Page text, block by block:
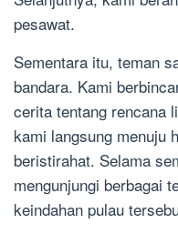
pesawat.
Sementara itu, teman
bandara. Kami
cerita tentang rencana
kami langsung menuju
beristirahat. Selama
mengunjungi berbagai
keindahan pulau